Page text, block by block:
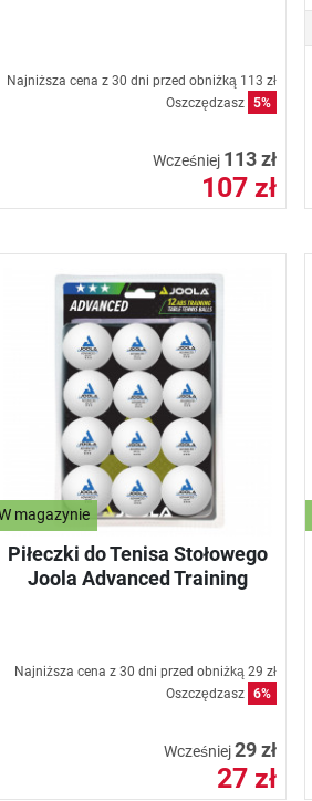
Najniższa cena z 30 dni przed obniżką 113 zł
Oszczędzasz 5%
Wcześniej 113 zł
107 zł
magazynie
Piłeczki do Tenisa Stołowego
Joola Advanced Training
Najniższa cena z 30 dni przed obniżką 29 zł
Oszczędzasz 6%
Wcześniej29 zł
27 zł